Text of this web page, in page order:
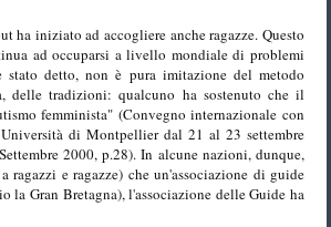
ha iniziato ad accogliere anche ragazze. Questo
ad occuparsi a livello mondiale di problemi
detto, non è pura imitazione del metodo
delle tradizioni: qualcuno ha sostenuto che il
femminista" (Convegno internazionale con
di Montpellier dal 21 al 23 settembre
2000, p.28). In alcune nazioni, dunque,
ragazzi e ragazze) che un'associazione di guide
la Gran Bretagna), l'associazione delle Guide ha